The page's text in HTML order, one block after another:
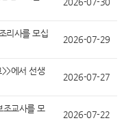
리사를 모십
2026-07-29
에서 선생
2026-07-27
조교사를 모
2026-07-22